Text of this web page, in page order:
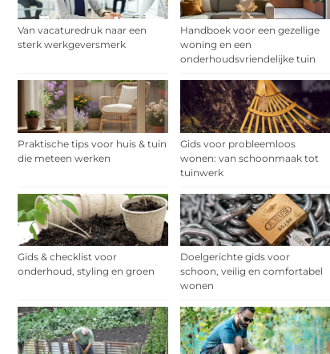
Van vacaturedruk naar een
sterk werkgeversmerk
Handboek voor een gezellige
woning en een
onderhoudsvriendelijke tuin
Praktische tips voor huis & tuin
die meteen werken
Gids voor probleemloos
wonen: van schoonmaak tot
tuinwerk
Gids & checklist voor
onderhoud, styling en groen
Doelgerichte gids voor
schoon, veilig en comfortabel
wonen